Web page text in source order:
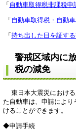
「 自動車取得税非課税申
「 自動車取得税・自動
「 持ち出した日を証す
警戒区域内に
税の減免
東日本大震災における
た自動車は、申請によ
けることができます。
◆申請手続